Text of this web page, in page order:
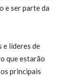
e ser parte da
e líderes de
que estarão
principais